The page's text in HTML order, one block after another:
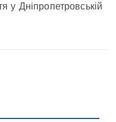
у Дніпропетровській